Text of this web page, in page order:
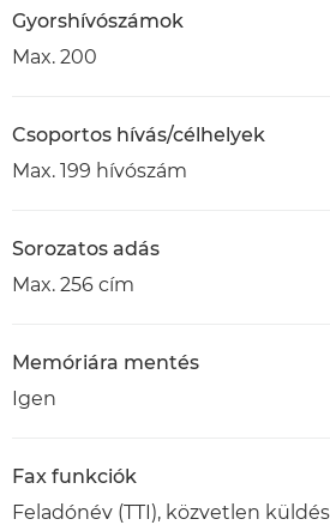
Gyorshívószámok
Max. 200
Csoportos hívás/célhelyek
Max. 199 hívószám
Sorozatos adás
Max. 256 cím
Memóriára mentés
Igen
Fax funkciók
Feladónév (TTI), közvetlen